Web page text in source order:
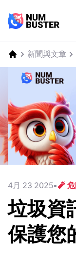
新聞與文章
4月 23 2025 🧨
垃圾資
保護您